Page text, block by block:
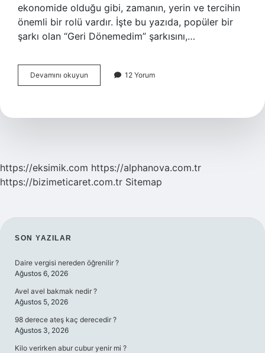
ekonomide olduğu gibi, zamanın, yerin ve tercihin
önemli bir rolü vardır. İşte bu yazıda, popüler bir
şarkı olan “Geri Dönemedim” şarkısını,…
Devamını okuyun
dönemedim
zaman
12 Yorum
https://eksimik.com https://alphanova.com.tr
https://bizimeticaret.com.tr Sitemap
SIDEBAR
SON YAZILAR
Daire vergisi nereden öğrenilir ?
Ağustos 6, 2026
Avel avel bakmak nedir ?
Ağustos 5, 2026
98 derece ateş kaç derecedir ?
Ağustos 3, 2026
Kilo verirken abur cubur yenir mi ?